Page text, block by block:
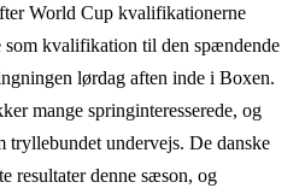
World Cup kvalifikationerne
som kvalifikation til den spændende
lørdag aften inde i Boxen.
mange springinteresserede, og
undervejs. De danske
resultater denne sæson, og